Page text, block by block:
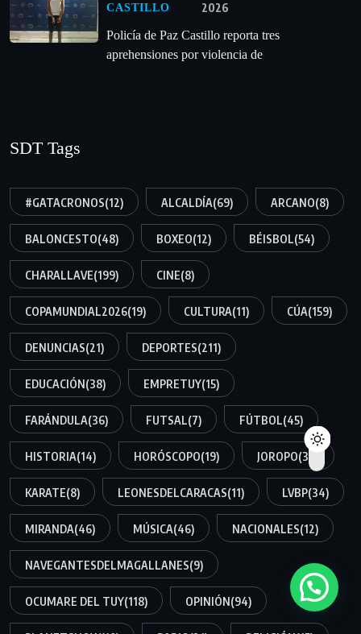
CASTILLO
2026
‎Policía de Paz Castillo reporta tres
aprehensiones por violencia de
SDT Tags
#GATACRONOS(12) ALCALDÍA(69) ARCANO(8)
BALONCESTO(48) BOXEO(12) BÉISBOL(54)
CHARALLAVE(199) CINE(8)
COPAMUNDIAL2026(19) CULTURA(11) CÚA(159)
DENUNCIAS(21) DEPORTES(211)
EDUCACIÓN(38) EMPRETUY(15)
FARÁNDULA(36) FUTSAL(7) FÚTBOL(45)
HISTORIA(14) HORÓSCOPO(19) JOROPO(34)
KARATE(8) LEONESDELCARACAS(11) LVBP(34)
MIRANDA(46) MÚSICA(46) NACIONALES(12)
NAVEGANTESDELMAGALLANES(9)
OCUMARE DEL TUY(118) OPINIÓN(94)